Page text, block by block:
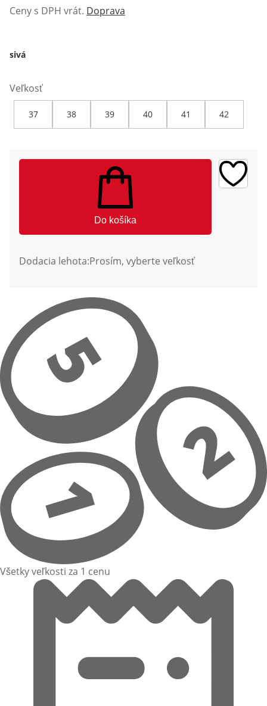
Ceny s DPH vrát. Doprava
sivá
Veľkosť
37 38 39 40 41 42
Do košíka
Dodacia lehota:Prosím, vyberte veľkosť
Všetky veľkosti za 1 cenu